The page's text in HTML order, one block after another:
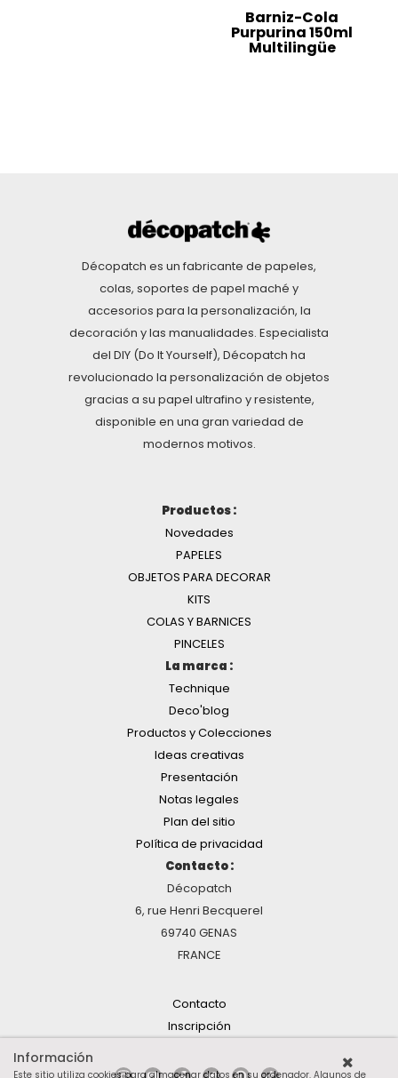
Barniz-Cola
Purpurina 150ml
Multilingüe
Décopatch es un fabricante de papeles,
colas, soportes de papel maché y
accesorios para la personalización, la
decoración y las manualidades. Especialista
del DIY (Do It Yourself), Décopatch ha
revolucionado la personalización de objetos
gracias a su papel ultrafino y resistente,
disponible en una gran variedad de
modernos motivos.
Productos :
Novedades
PAPELES
OBJETOS PARA DECORAR
KITS
COLAS Y BARNICES
PINCELES
La marca :
Technique
Deco'blog
Productos y Colecciones
Ideas creativas
Presentación
Notas legales
Plan del sitio
Política de privacidad
Contacto :
Décopatch
6, rue Henri Becquerel
69740 GENAS
FRANCE
Contacto
Inscripción
Información
Este sitio utiliza cookies para almacenar datos en su ordenador. Algunos de